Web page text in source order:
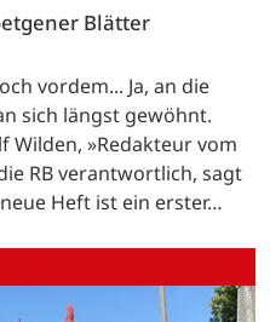
Blätter
vordem... Ja, an die
sich längst gewöhnt.
Wilden, »Redakteur vom
RB verantwortlich, sagt
Heft ist ein erster…